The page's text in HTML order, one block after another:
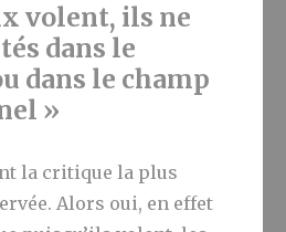
volent, ils ne
dans le
dans le champ
»
la critique la plus
Alors oui, en effet